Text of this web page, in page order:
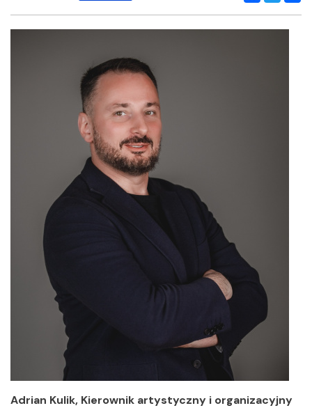
Facebook
Twitter
Adrian Kulik, Kierownik artystyczny i organizacyjny